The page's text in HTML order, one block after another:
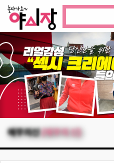
애무의신(애무의 신)